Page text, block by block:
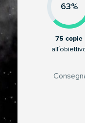
63%
75 copie